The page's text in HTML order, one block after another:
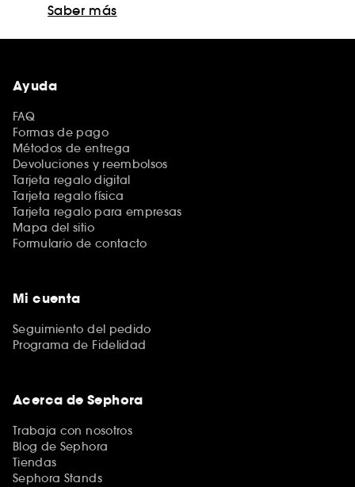
Saber más
Ayuda
FAQ
Formas de pago
Métodos de entrega
Devoluciones y reembolsos
Tarjeta regalo digital
Tarjeta regalo física
Tarjeta regalo para empresas
Mapa del sitio
Formulario de contacto
Mi cuenta
Seguimiento del pedido
Programa de Fidelidad
Acerca de Sephora
Trabaja con nosotros
Blog de Sephora
Tiendas
Sephora Stands